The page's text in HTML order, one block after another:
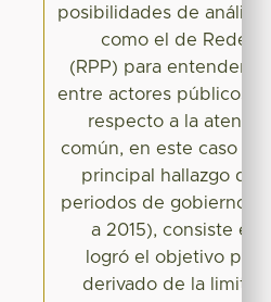
posibilidades de
como el de Redes
(RPP) para entender
entre actores públicos,
respecto a la
común, en este caso
principal hallazgo del
periodos de gobierno
a 2015), consiste en
logró el objetivo por
derivado de la